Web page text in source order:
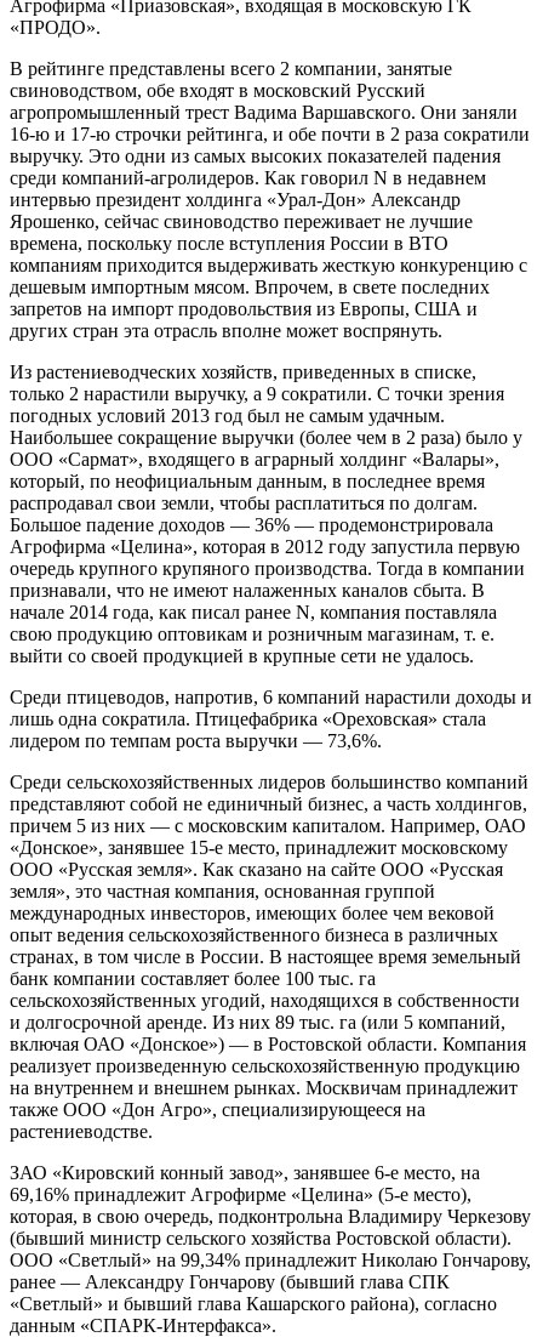
Агрофирма «Приазовская», входящая в мос­ковскую ГК
«ПРОДО».
В рейтинге представлены всего 2 компании, занятые
свиноводством, обе входят в московский Русский
агропромышленный трест Вадима Варшавского. Они заняли
16-ю и 17-ю строчки рейтинга, и обе почти в 2 раза сократили
выручку. Это одни из самых высоких показателей падения
среди компаний-агролидеров. Как говорил N в недавнем
интервью президент холдинга «Урал-Дон» Александр
Ярошенко, сейчас свиноводство переживает не лучшие
времена, поскольку после вступления России в ВТО
компаниям приходится выдерживать жесткую конкуренцию с
дешевым импортным мясом. Впрочем, в свете последних
запретов на импорт продовольствия из Европы, США и
других стран эта отрасль вполне может воспрянуть.
Из растениеводческих хозяйств, приведенных в списке,
только 2 нарастили выручку, а 9 сократили. С точки зрения
погодных условий 2013 год был не самым удачным.
Наибольшее сокращение выручки (более чем в 2 раза) было у
ООО «Сармат», входящего в аграрный холдинг «Валары»,
который, по неофициальным данным, в последнее время
распродавал свои земли, чтобы расплатиться по долгам.
Большое падение доходов — 36% — продемонстрировала
Агрофирма «Целина», которая в 2012 году запустила первую
очередь крупного крупяного производства. Тогда в компании
признавали, что не имеют налаженных каналов сбыта. В
начале 2014 года, как писал ранее N, компания поставляла
свою продукцию оптовикам и розничным магазинам, т. е.
выйти со своей продукцией в крупные сети не удалось.
Среди птицеводов, напротив, 6 компаний нарастили доходы и
лишь одна сократила. Птицефабрика «Ореховская» стала
лидером по темпам роста выручки — 73,6%.
Среди сельскохозяйственных лидеров большинство компаний
представляют собой не единичный бизнес, а часть холдингов,
причем 5 из них — с московским капиталом. Например, ОАО
«Донское», занявшее 15-е место, принадлежит московскому
ООО «Русская земля». Как сказано на сайте ООО «Русская
земля», это частная компания, основанная группой
международных инвесторов, имеющих более чем вековой
опыт ведения сельскохозяйственного бизнеса в различных
странах, в том числе в России. В настоящее время земельный
банк компании составляет более 100 тыс. га
сельскохозяйственных угодий, находящихся в собственности
и долгосрочной аренде. Из них 89 тыс. га (или 5 компаний,
включая ОАО «Донское») — в Ростовской области. Компания
реализует произведенную сельскохозяйственную продукцию
на внутреннем и внешнем рынках. Москвичам принадлежит
также ООО «Дон Агро», специализирующееся на
растениеводстве.
ЗАО «Кировский конный завод», занявшее 6-е место, на
69,16% принадлежит Агрофирме «Целина» (5-е место),
которая, в свою очередь, подконтрольна Владимиру Черкезову
(бывший министр сельского хозяйства Ростовской области).
ООО «Светлый» на 99,34% принадлежит Николаю Гончарову,
ранее — Александру Гончарову (бывший глава СПК
«Светлый» и бывший глава Кашарского района), согласно
данным «СПАРК-Интерфакса».